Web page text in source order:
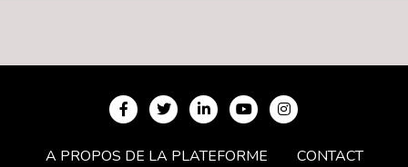
A PROPOS DE LA PLATEFORME
CONTACT